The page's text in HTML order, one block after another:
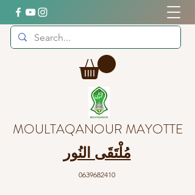
MOULTAQANOUR MAYOTTE
مُلْتَقَى النُور
0639682410